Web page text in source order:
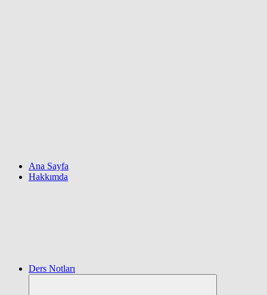
Ana Sayfa
Hakkımda
Ders Notları